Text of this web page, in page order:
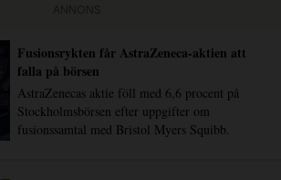
Fusionsrykten får AstraZeneca-aktien att
falla på börsen
AstraZenecas aktie föll med 6,6 procent på
Stockholmsbörsen efter uppgifter om
fusionssamtal med Bristol Myers Squibb.